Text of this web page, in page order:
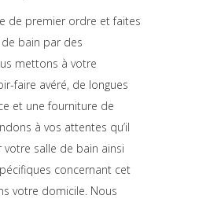
de premier ordre et faites
bain par des
mettons à votre
faire avéré, de longues
et une fourniture de
à vos attentes qu’il
votre salle de bain ainsi
concernant cet
votre domicile. Nous